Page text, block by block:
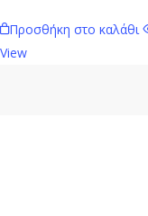
Προσθήκη στο καλάθι
View